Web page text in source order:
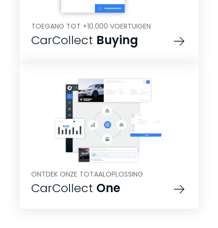
TOEGANG TOT +10.000 VOERTUIGEN
CarCollect Buying
ONTDEK ONZE TOTAALOPLOSSING
CarCollect One